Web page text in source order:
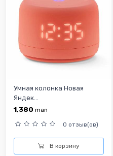
Умная колонка Новая
Яндек...
1,380 man
0 отзыв(ов)
В корзину